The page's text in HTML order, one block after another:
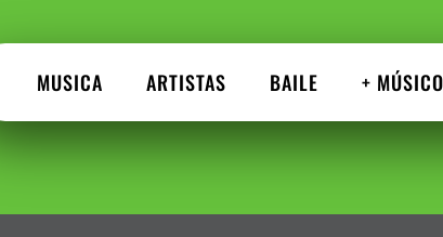
MUSICA ARTISTAS BAILE +